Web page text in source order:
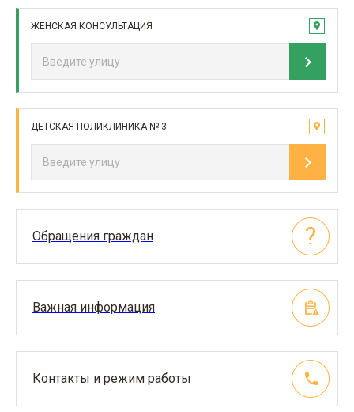
ЖЕНСКАЯ КОНСУЛЬТАЦИЯ
ДЕТСКАЯ ПОЛИКЛИНИКА № 3
Обращения граждан
Важная информация
Контакты и режим работы